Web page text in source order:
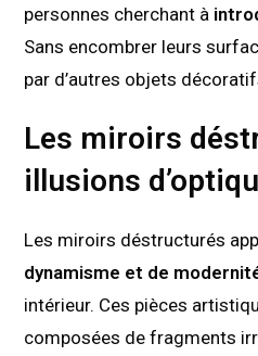
personnes cherchant à
Sans encombrer leurs
par d’autres objets
Les miroirs
illusions
Les miroirs déstructurés
dynamisme et de
intérieur. Ces pièces
composées de fragments